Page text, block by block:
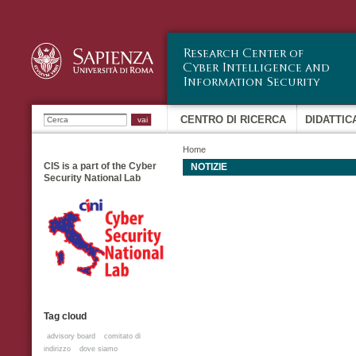
Ricerca CENTRO DI RICERCA
Home
CIS is a part of the Cyber
Security National Lab
Tag cloud
advisory board
comitato di
indirizzo
dove siamo
NOTIZIE